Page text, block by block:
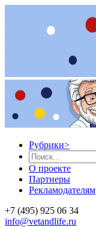
Рубрики>
О проекте
Партнеры
Рекламодателям
+7 (495) 925 06 34
info@vetandlife.ru